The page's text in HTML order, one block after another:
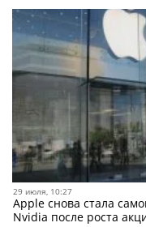
29 июля, 10:27
Apple снова стала
Nvidia после роста